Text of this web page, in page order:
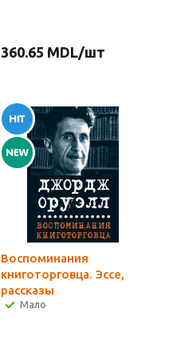
360.65 MDL/шт
Воспоминания
книготорговца. Эссе,
рассказы
Мало